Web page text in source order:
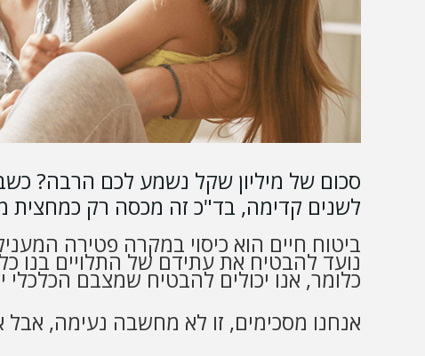
סכום של מיליון שקל נשמע לכם הרבה?
לשנים קדימה, בד"כ זה מכסה רק כמחצית
ביטוח חיים הוא כיסוי במקרה פטירה
נועד להבטיח את עתידם של התלויים בנו
כלומר, אנו יכולים להבטיח שמצבם
אנחנו מסכימים, זו לא מחשבה נעימה, אבל